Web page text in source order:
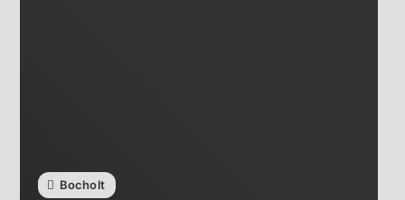
Bocholt